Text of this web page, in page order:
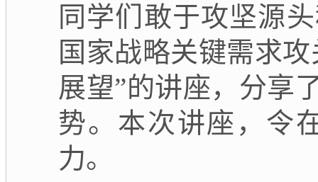
同学们敢于攻坚源
国家战略关键需求
展望”的讲座，分享
势。本次讲座，令
力。